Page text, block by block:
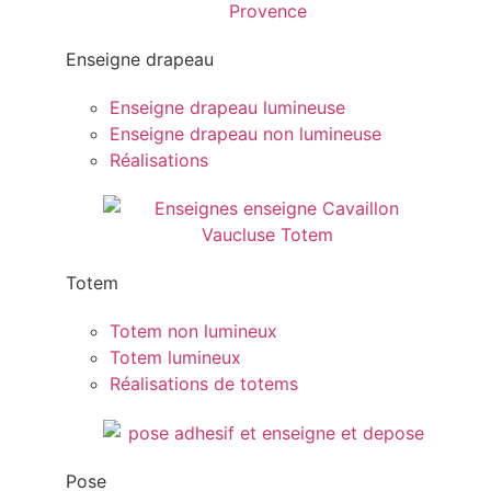
Enseigne drapeau
Enseigne drapeau lumineuse
Enseigne drapeau non lumineuse
Réalisations
Totem
Totem non lumineux
Totem lumineux
Réalisations de totems
Pose